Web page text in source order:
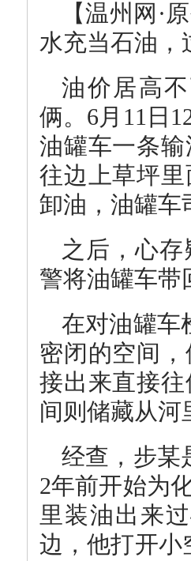
【温州网·
水充当石油，
油价居高
俩。6月11日
油罐车一条
往边上草坪
卸油，油罐车
之后，心
警将油罐车带
在对油罐车
密闭的空间
接出来直接
间则储藏从河
经查，步某
2年前开始为
里装油出来
边，他打开小